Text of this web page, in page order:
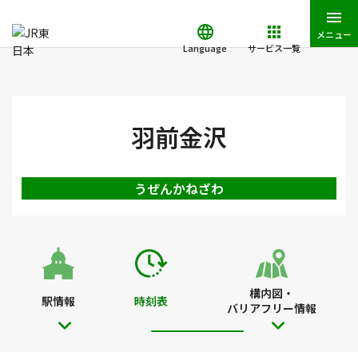
Language サービス一覧
メニュー
羽前金沢
うぜんかねざわ
駅情報 時刻表
構内図・
バリアフリー情報